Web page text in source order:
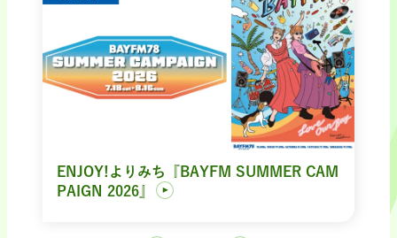
ENJOY!よりみち『BAYFM SUMMER CAM
PAIGN 2026』